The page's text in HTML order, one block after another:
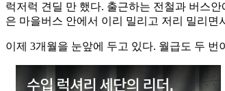
럭저럭 견딜 만 했다. 출근하는 전철과 버스
은 마을버스 안에서 이리 밀리고 저리 밀리
이제 3개월을 눈앞에 두고 있다. 월급도 두